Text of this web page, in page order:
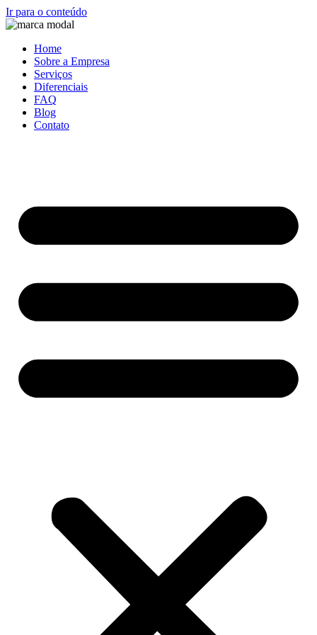
Ir para o conteúdo
Home
Sobre a Empresa
Serviços
Diferenciais
FAQ
Blog
Contato